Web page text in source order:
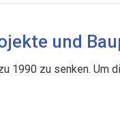
und
1990 zu senken.